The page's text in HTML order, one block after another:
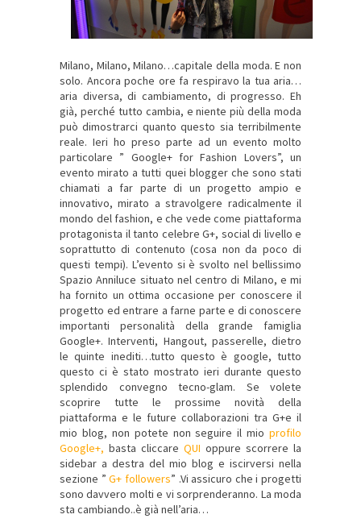
Milano, Milano, Milano…capitale della moda. E non
solo. Ancora poche ore fa respiravo la tua aria…
aria diversa, di cambiamento, di progresso. Eh
già, perché tutto cambia, e niente più della moda
può dimostrarci quanto questo sia terribilmente
reale. Ieri ho preso parte ad un evento molto
particolare ” Google+ for Fashion Lovers”, un
evento mirato a tutti quei blogger che sono stati
chiamati a far parte di un progetto ampio e
innovativo, mirato a stravolgere radicalmente il
mondo del fashion, e che vede come piattaforma
protagonista il tanto celebre G+, social di livello e
soprattutto di contenuto (cosa non da poco di
questi tempi). L’evento si è svolto nel bellissimo
Spazio Anniluce situato nel centro di Milano, e mi
ha fornito un ottima occasione per conoscere il
progetto ed entrare a farne parte e di conoscere
importanti personalità della grande famiglia
Google+. Interventi, Hangout, passerelle, dietro
le quinte inediti…tutto questo è google, tutto
questo ci è stato mostrato ieri durante questo
splendido convegno tecno-glam. Se volete
scoprire tutte le prossime novità della
piattaforma e le future collaborazioni tra G+e il
mio blog, non potete non seguire il mio profilo
Google+, basta cliccare QUI oppure scorrere la
sidebar a destra del mio blog e iscirversi nella
sezione ”G+ followers” .Vi assicuro che i progetti
sono davvero molti e vi sorprenderanno. La moda
sta cambiando..è già nell’aria…